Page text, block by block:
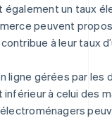
un taux
peuvent
à leur taux
ligne gérées par les
à celui des